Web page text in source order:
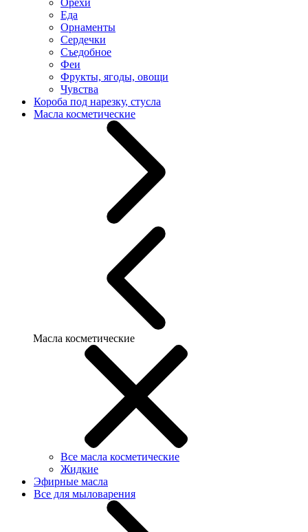
Орехи
Еда
Орнаменты
Сердечки
Съедобное
Феи
Фрукты, ягоды, овощи
Чувства
Короба под нарезку, стусла
Масла косметические
Масла косметические
Все масла косметические
Жидкие
Эфирные масла
Все для мыловарения